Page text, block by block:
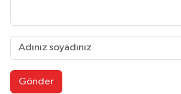
Gönder